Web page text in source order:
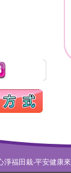
淨福田栽‧平安健康來